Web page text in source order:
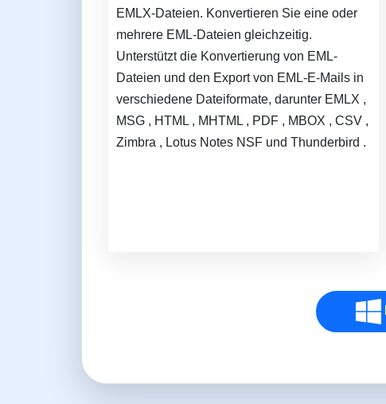
EMLX-Dateien. Konvertieren Sie eine oder
mehrere EML-Dateien gleichzeitig.
Unterstützt die Konvertierung von EML-
Dateien und den Export von EML-E-Mails in
verschiedene Dateiformate, darunter EMLX ,
MSG , HTML , MHTML , PDF , MBOX , CSV ,
Zimbra , Lotus Notes NSF und Thunderbird .